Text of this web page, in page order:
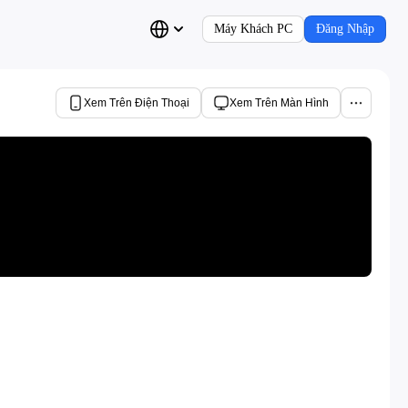
Máy Khách PC Đăng Nhập
Xem Trên Điện Thoại Xem Trên Màn Hình